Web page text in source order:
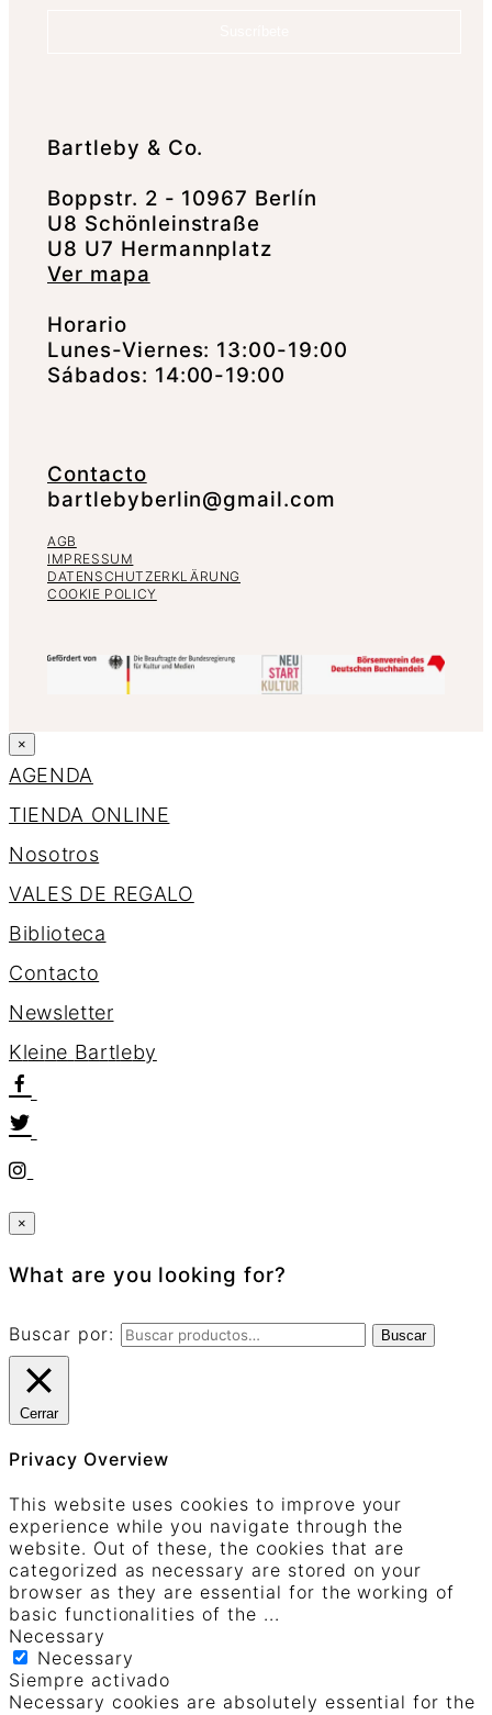
Bartleby & Co.
Boppstr. 2 - 10967 Berlín
U8 Schönleinstraße
U8 U7 Hermannplatz
Ver mapa
Horario
Lunes-Viernes: 13:00-19:00
Sábados: 14:00-19:00
Contacto
bartlebyberlin@gmail.com
AGB
IMPRESSUM
DATENSCHUTZERKLÄRUNG
COOKIE POLICY
×
AGENDA
TIENDA ONLINE
Nosotros
VALES DE REGALO
Biblioteca
Contacto
Newsletter
Kleine Bartleby
×
What are you looking for?
Buscar por: Buscar
Cerrar
Privacy Overview
This website uses cookies to improve your
experience while you navigate through the
website. Out of these, the cookies that are
categorized as necessary are stored on your
browser as they are essential for the working of
basic functionalities of the ...
Necessary
Necessary
Siempre activado
Necessary cookies are absolutely essential for the